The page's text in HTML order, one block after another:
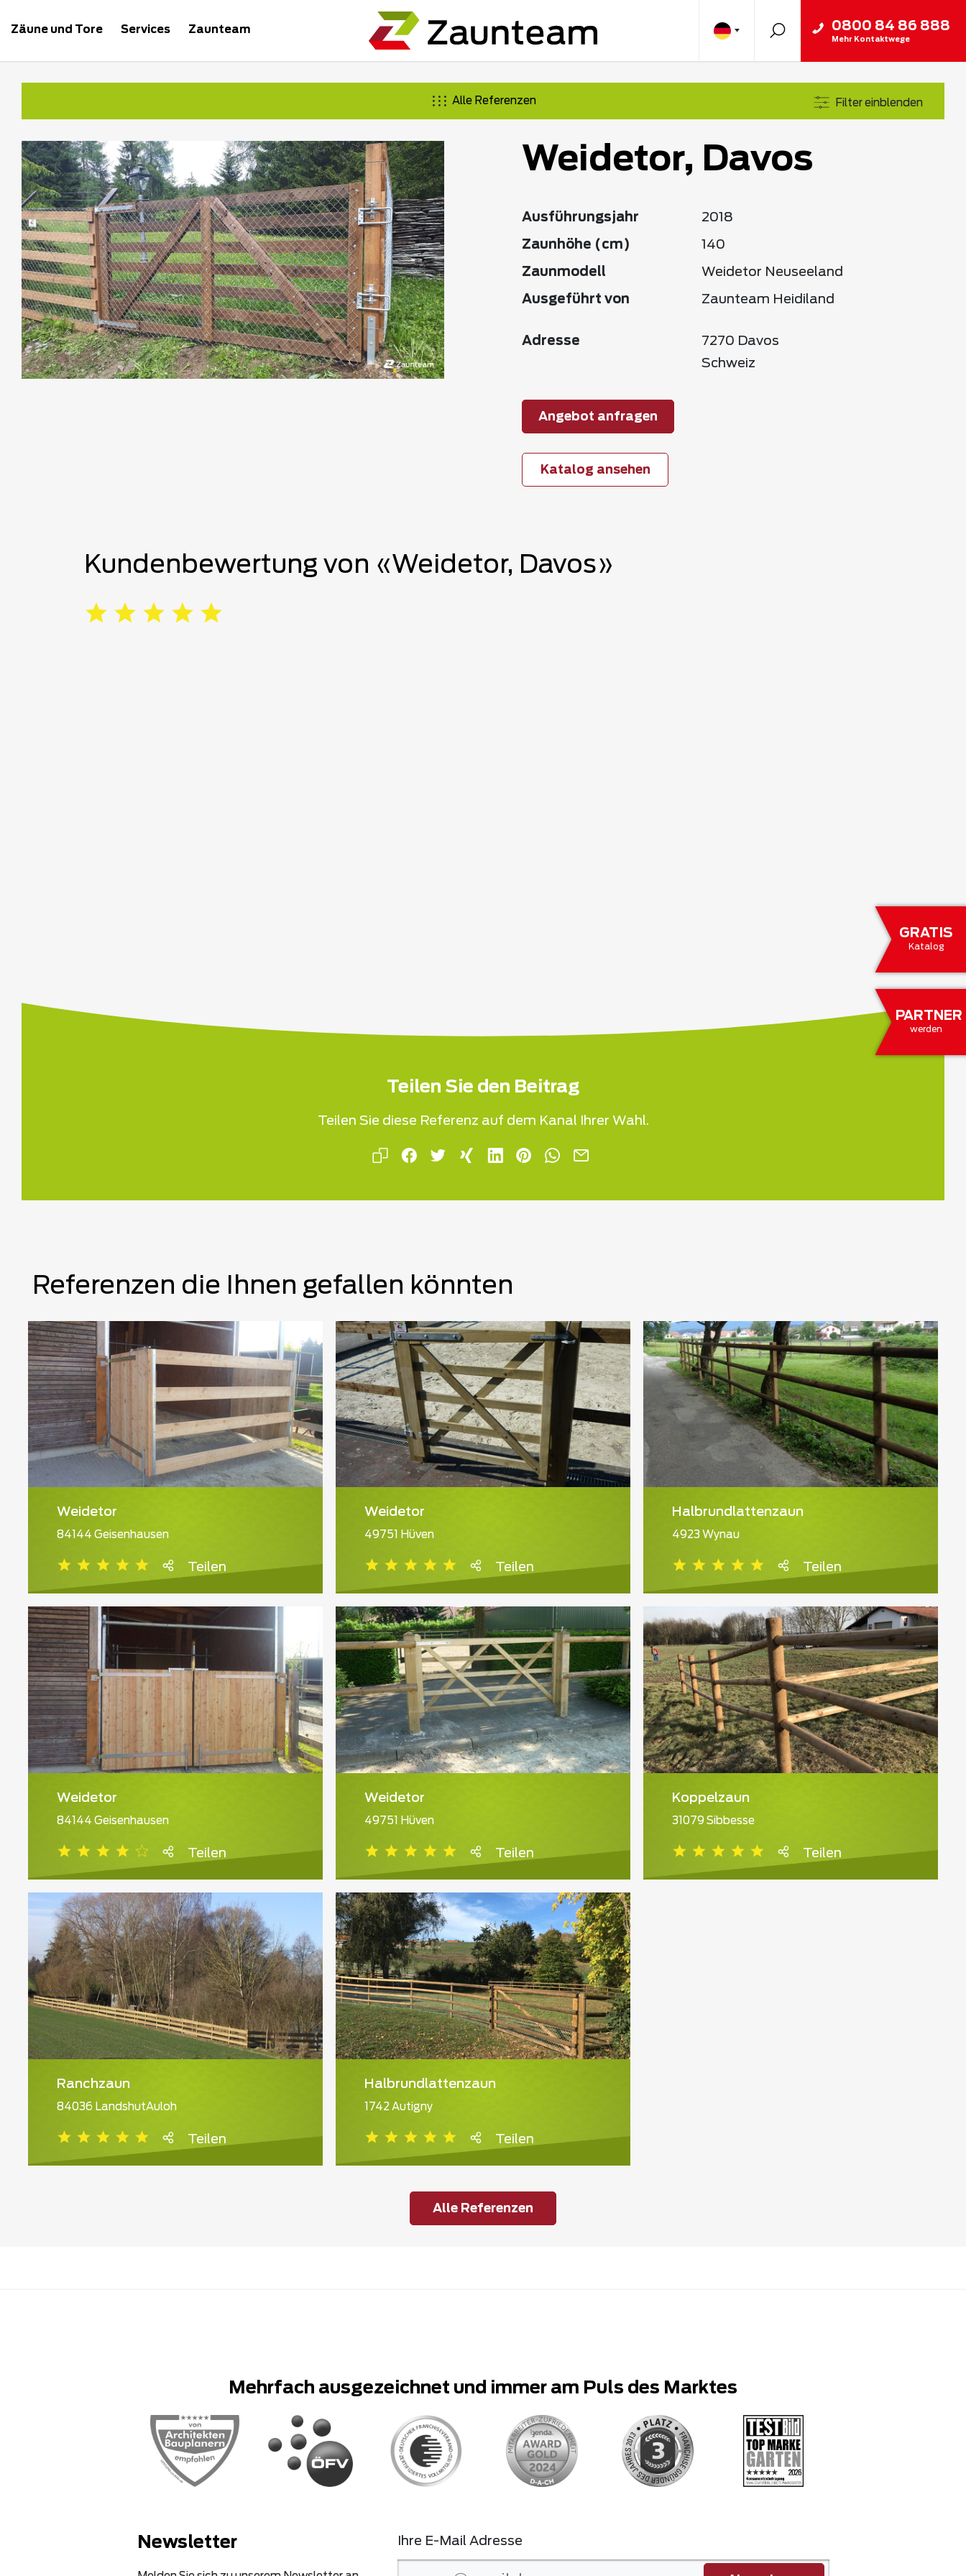
GRATIS
Katalog
PARTNER
werden
Zäune und Tore Services Zaunteam 0800 84 86 888
Mehr Kontaktwege
Alle Referenzen Filter einblenden
Weidetor, Davos
Ausführungsjahr 2018
Zaunhöhe (cm) 140
Zaunmodell Weidetor Neuseeland
Ausgeführt von Zaunteam Heidiland
Adresse
7270 Davos
Schweiz
Angebot anfragen
Katalog ansehen
Kundenbewertung von «Weidetor, Davos»
Teilen Sie den Beitrag
Teilen Sie diese Referenz auf dem Kanal Ihrer Wahl.
Referenzen die Ihnen gefallen könnten
Weidetor
84144 Geisenhausen
Teilen
Weidetor
49751 Hüven
Teilen
Halbrundlattenzaun
4923 Wynau
Teilen
Weidetor
84144 Geisenhausen
Teilen
Weidetor
49751 Hüven
Teilen
Koppelzaun
31079 Sibbesse
Teilen
Ranchzaun
84036 LandshutAuloh
Teilen
Halbrundlattenzaun
1742 Autigny
Teilen
Alle Referenzen
Mehrfach ausgezeichnet und immer am Puls des Marktes
Newsletter Ihre E-Mail Adresse